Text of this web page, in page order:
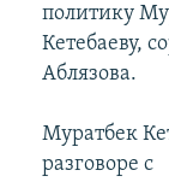
политику
Кетебаеву,
Аблязова.
Муратбек
разговоре с